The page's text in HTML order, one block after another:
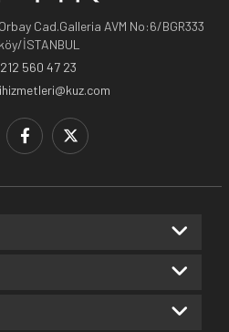
Cad.Galleria AVM No:6/BGR333
İSTANBUL
560 47 23